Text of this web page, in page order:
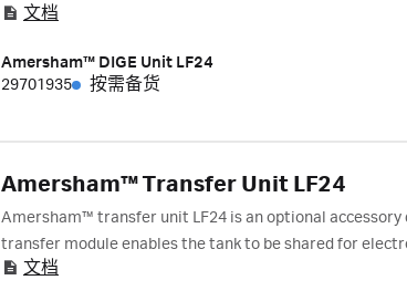
文档
Amersham™ DIGE Unit LF24
29701935
按需备货
Amersham™ Transfer Unit LF24
Amersham™ transfer unit LF24 is an optional
transfer module enables the tank to be shared for
文档